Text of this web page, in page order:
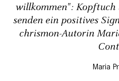
willkommen": Kopftuch
senden ein positives
chrismon-Autorin
Maria